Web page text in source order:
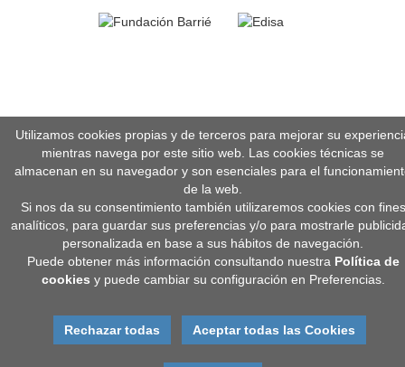
Utilizamos cookies propias y de terceros para mejorar su
mientras navega por este sitio web. Las cookies técnicas se
almacenan en su navegador y son esenciales para el
de la web.
Si nos da su consentimiento también utilizaremos cookies con fines
analíticos, para guardar sus preferencias y/o para mostrarle
personalizada en base a sus hábitos de navegación.
Puede obtener más información consultando nuestra Política de
cookies y puede cambiar su configuración en Preferencias.
Rechazar todas Aceptar todas las Cookies